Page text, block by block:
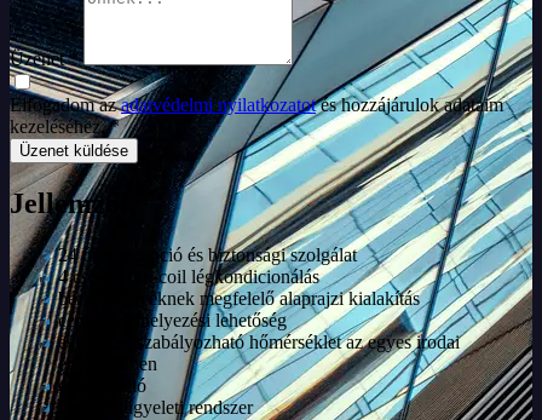
Üzenet *
Elfogadom azadatvédelmi nyilatkozatotés hozzájárulok adataim
kezeléséhez. *
Üzenet küldése
Jellemzők
24 órás recepció és biztonsági szolgálat
4 csöves fan-coil légkondicionálás
bérlői igényeknek megfelelő alaprajzi kialakítás
cégtábla kihelyezési lehetőség
egyénileg szabályozható hőmérséklet az egyes irodai
egységekben
emelt padló
épületfelügyeleti rendszer